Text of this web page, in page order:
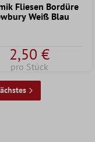
5 von 5 Sternen
Fliesen Bordüre
Weiß Blau
2,50 €
pro Stück